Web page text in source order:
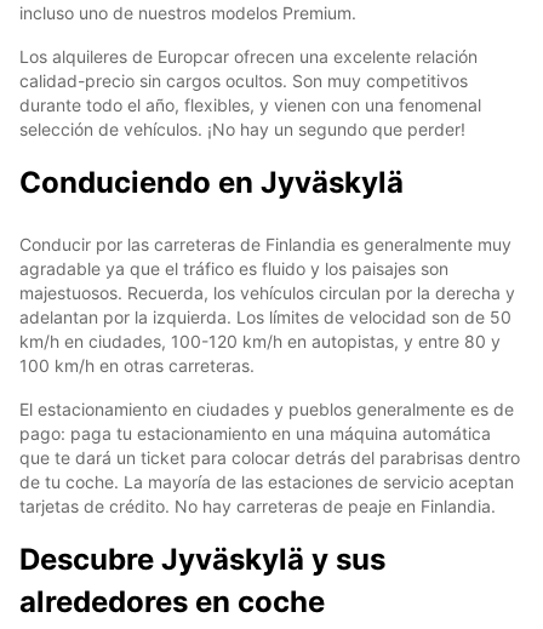
incluso uno de nuestros modelos Premium.
Los alquileres de Europcar ofrecen una excelente relación
calidad-precio sin cargos ocultos. Son muy competitivos
durante todo el año, flexibles, y vienen con una fenomenal
selección de vehículos. ¡No hay un segundo que perder!
Conduciendo en Jyväskylä
Conducir por las carreteras de Finlandia es generalmente muy
agradable ya que el tráfico es fluido y los paisajes son
majestuosos. Recuerda, los vehículos circulan por la derecha y
adelantan por la izquierda. Los límites de velocidad son de 50
km/h en ciudades, 100-120 km/h en autopistas, y entre 80 y
100 km/h en otras carreteras.
El estacionamiento en ciudades y pueblos generalmente es de
pago: paga tu estacionamiento en una máquina automática
que te dará un ticket para colocar detrás del parabrisas dentro
de tu coche. La mayoría de las estaciones de servicio aceptan
tarjetas de crédito. No hay carreteras de peaje en Finlandia.
Descubre Jyväskylä y sus
alrededores en coche